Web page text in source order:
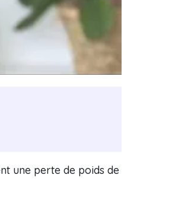
une perte de poids de